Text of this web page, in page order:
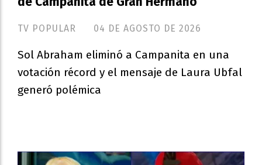
TV POPULAR 04 DE AGOSTO DE 2026
Sol Abraham eliminó a Campanita en una
votación récord y el mensaje de Laura Ubfal
generó polémica